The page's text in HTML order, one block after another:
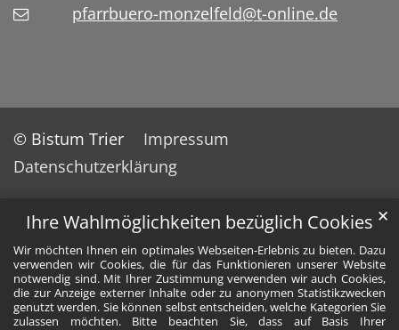
Ihre Wahlmöglichkeiten bezüglich Cookies
Wir möchten Ihnen ein optimales Webseiten-Erlebnis zu bieten. Dazu
verwenden wir Cookies, die für das Funktionieren unserer Website
notwendig sind. Mit Ihrer Zustimmung verwenden wir auch Cookies,
die zur Anzeige externer Inhalte oder zu anonymen Statistikzwecken
genutzt werden. Sie können selbst entscheiden, welche Kategorien Sie
zulassen möchten. Bitte beachten Sie, dass auf Basis Ihrer
✕
pfarrbuero-monzelfeld@t-online.de
© Bistum Trier
Impressum
Datenschutzerklärung